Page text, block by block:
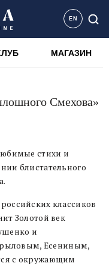
EN
МАГАЗИН
Смехова»
стихи и
блистательного
классиков
Золотой век
и
Есениным,
с окружающим